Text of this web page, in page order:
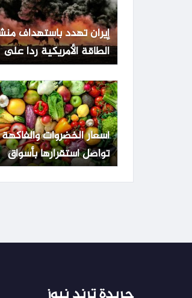
إيران تهدد باستهداف
الطاقة الأمريكية ردا على
تصريحات ترامب
أسعار الخضروات والفاكهة
تواصل استقرارها بأسواق
محافظة كفرالشيخ اليوم